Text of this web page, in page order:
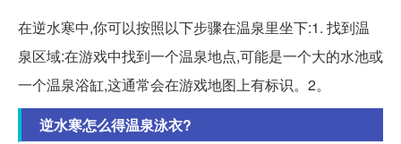
在逆水寒中,你可以按照以下步骤在温泉里坐下:1. 找到温
泉区域:在游戏中找到一个温泉地点,可能是一个大的水池或
一个温泉浴缸,这通常会在游戏地图上有标识。2。
逆水寒怎么得温泉泳衣?